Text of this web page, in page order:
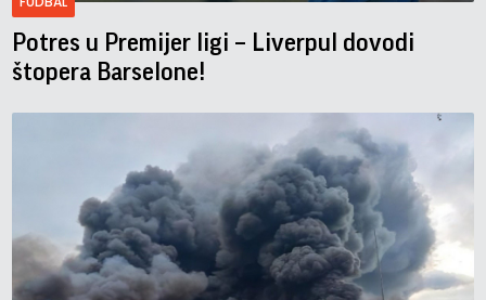
Potres u Premijer ligi – Liverpul dovodi
štopera Barselone!